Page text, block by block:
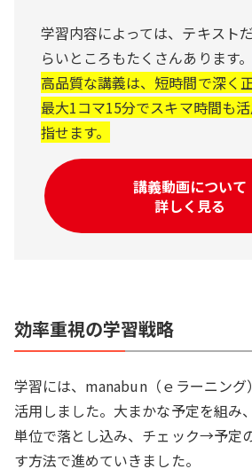
学習内容によっては、テキスト
らいところもたくさんあります。
高品質な講義は、短時間で深く
最大1コマ15分でスキマ時間も
指せます。
講義動画について
詳しく見る
効率重視の学習戦略
学習には、manabun（ｅラーニング
活用しました。大まかな予定を組み
単位で落とし込み、チェック→予定
す方法で進めていきました。